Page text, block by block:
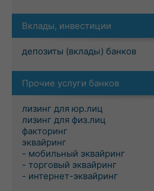
Вклады, инвестиции
депозиты (вклады) банков
Прочие услуги банков
лизинг для юр.лиц
лизинг для физ.лиц
факторинг
эквайринг
- мобильный эквайринг
- торговый эквайринг
- интернет-эквайринг